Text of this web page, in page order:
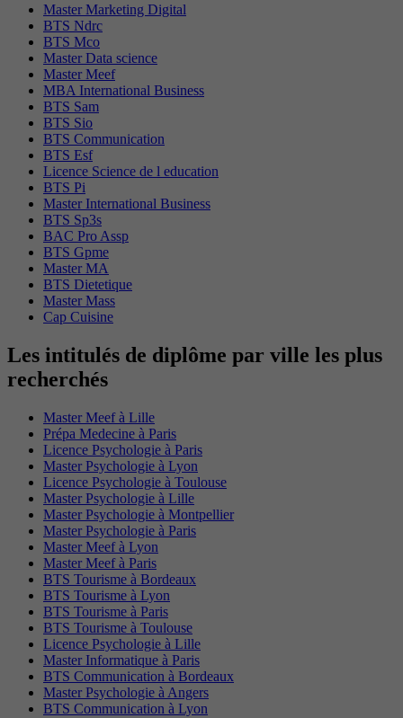
Master Marketing Digital
BTS Ndrc
BTS Mco
Master Data science
Master Meef
MBA International Business
BTS Sam
BTS Sio
BTS Communication
BTS Esf
Licence Science de l education
BTS Pi
Master International Business
BTS Sp3s
BAC Pro Assp
BTS Gpme
Master MA
BTS Dietetique
Master Mass
Cap Cuisine
Les intitulés de diplôme par ville les plus
recherchés
Master Meef à Lille
Prépa Medecine à Paris
Licence Psychologie à Paris
Master Psychologie à Lyon
Licence Psychologie à Toulouse
Master Psychologie à Lille
Master Psychologie à Montpellier
Master Psychologie à Paris
Master Meef à Lyon
Master Meef à Paris
BTS Tourisme à Bordeaux
BTS Tourisme à Lyon
BTS Tourisme à Paris
BTS Tourisme à Toulouse
Licence Psychologie à Lille
Master Informatique à Paris
BTS Communication à Bordeaux
Master Psychologie à Angers
BTS Communication à Lyon